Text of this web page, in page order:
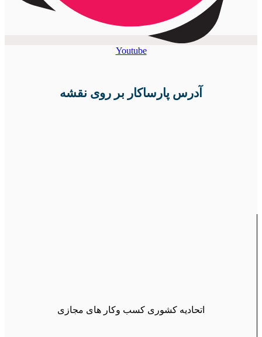
Youtube
آدرس پارساکار بر روی نقشه
اتحادیه کشوری کسب وکار های مجازی